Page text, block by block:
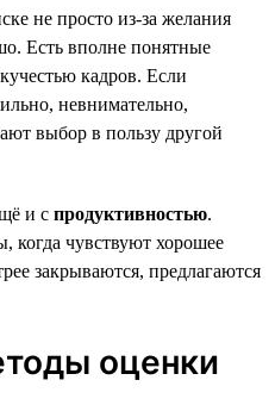
не просто из-за желания
Есть вполне понятные
кадров. Если
невнимательно,
выбор в пользу другой
и с продуктивностью.
когда чувствуют хорошее
закрываются, предлагаются
оценки